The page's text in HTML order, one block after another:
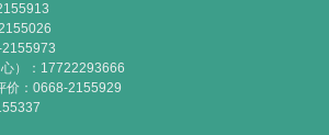
）：17722293666
：0668-2155929